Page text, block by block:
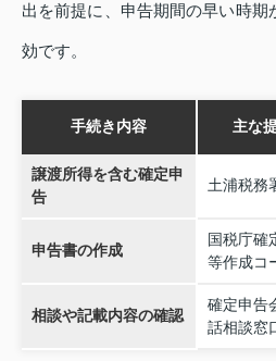
出を前提に、申告期間の早い時
効です。
手続き内容 主な
譲渡所得を含む確定申
告
土浦税務
申告書の作成
国税庁確
等作成コ
相談や記載内容の確認
確定申告
話相談窓